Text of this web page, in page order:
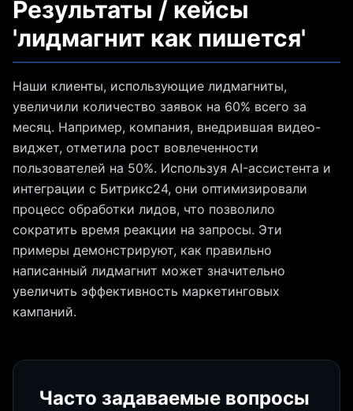
Результаты / кейсы
'лидмагнит как пишется'
Наши клиенты, использующие лидмагниты,
увеличили количество заявок на 60% всего за
месяц. Например, компания, внедрившая видео-
виджет, отметила рост вовлеченности
пользователей на 50%. Используя AI-ассистента и
интеграции с Битрикс24, они оптимизировали
процесс обработки лидов, что позволило
сократить время реакции на запросы. Эти
примеры демонстрируют, как правильно
написанный лидмагнит может значительно
увеличить эффективность маркетинговых
кампаний.
Часто задаваемые вопросы